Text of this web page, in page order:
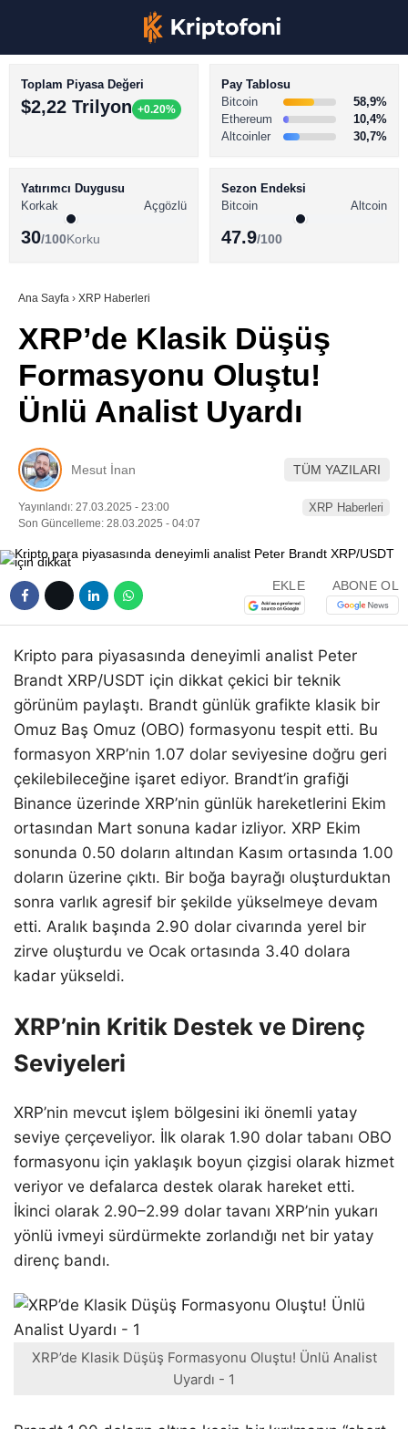
Youtube
TikTok
BİTCOİN HABERLERİ
ALTCOİN HABERLERİ
SÖZLÜK
Toplam Piyasa Değeri
$2,22 Trilyon +0.20%
Pay Tablosu
Bitcoin
58,9%
Ethereum
10,4%
Altcoinler
30,7%
Yatırımcı Duygusu
Korkak
Açgözlü
30/100Korku
Sezon Endeksi
Bitcoin
Altcoin
47.9/100
Ana Sayfa › XRP Haberleri
XRP’de Klasik Düşüş
Formasyonu Oluştu!
Ünlü Analist Uyardı
Mesut İnan TÜM YAZILARI
Yayınlandı: 27.03.2025 - 23:00
Son Güncelleme: 28.03.2025 - 04:07
XRP Haberleri
EKLE ABONE OL
Kripto para piyasasında deneyimli analist Peter
Brandt XRP/USDT için dikkat çekici bir teknik
görünüm paylaştı. Brandt günlük grafikte klasik bir
Omuz Baş Omuz (OBO) formasyonu tespit etti. Bu
formasyon XRP’nin 1.07 dolar seviyesine doğru geri
çekilebileceğine işaret ediyor. Brandt’in grafiği
Binance üzerinde XRP’nin günlük hareketlerini Ekim
ortasından Mart sonuna kadar izliyor. XRP Ekim
sonunda 0.50 doların altından Kasım ortasında 1.00
doların üzerine çıktı. Bir boğa bayrağı oluşturduktan
sonra varlık agresif bir şekilde yükselmeye devam
etti. Aralık başında 2.90 dolar civarında yerel bir
zirve oluşturdu ve Ocak ortasında 3.40 dolara
kadar yükseldi.
XRP’nin Kritik Destek ve Direnç
Seviyeleri
XRP’nin mevcut işlem bölgesini iki önemli yatay
seviye çerçeveliyor. İlk olarak 1.90 dolar tabanı OBO
formasyonu için yaklaşık boyun çizgisi olarak hizmet
veriyor ve defalarca destek olarak hareket etti.
İkinci olarak 2.90–2.99 dolar tavanı XRP’nin yukarı
yönlü ivmeyi sürdürmekte zorlandığı net bir yatay
direnç bandı.
XRP’de Klasik Düşüş Formasyonu Oluştu! Ünlü Analist
Uyardı - 1